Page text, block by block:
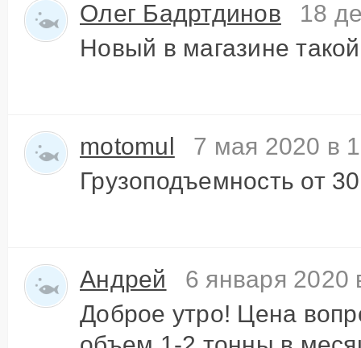
Олег Бадртдинов
18
Новый в магазине
motomul
7 мая 2020 в
Грузоподъемность от
Андрей
6 января 2020
Доброе утро! Цена